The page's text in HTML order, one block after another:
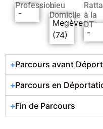
Profession
-
Lieu
Domicile
Megève
(74)
à la
DT
-
Parcours avant
Parcours en
Fin de Parcours